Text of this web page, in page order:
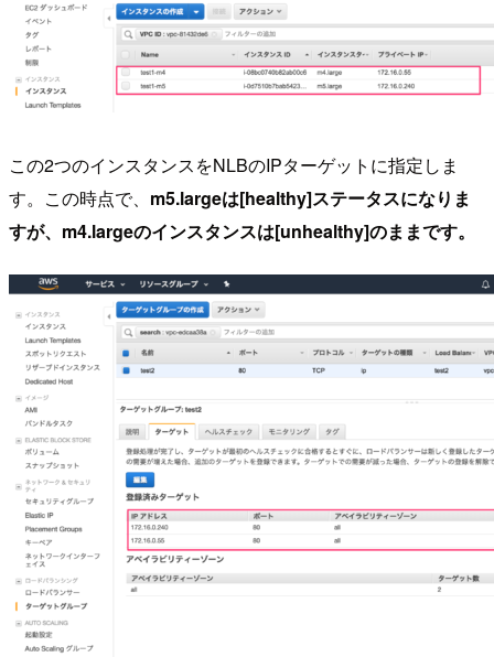
この2つのインスタンスをNLBのIPターゲットに指定しま
す。この時点で、 m5.largeは[healthy]ステータスになりま
すが、m4.largeのインスタンスは[unhealthy]のままです。